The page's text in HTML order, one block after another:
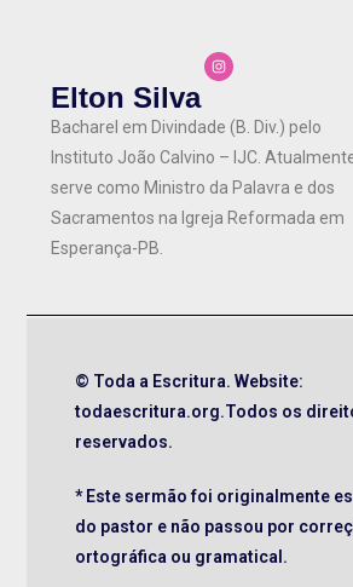
Elton Silva
Bacharel em Divindade (B. Div.) pelo
Instituto João Calvino – IJC.
serve como Ministro da Palavra e dos
Sacramentos na Igreja Reformada em
Esperança-PB.
© Toda a Escritura. Website:
todaescritura.org.Todos os
reservados.
* Este sermão foi originalmente
do pastor e não passou por
ortográfica ou gramatical.